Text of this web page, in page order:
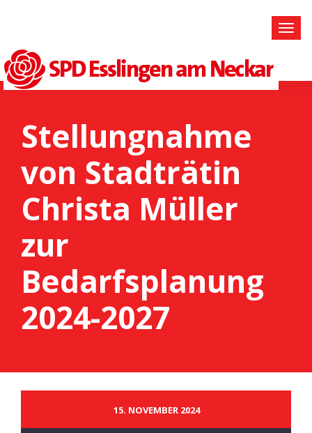
Stellungnahme
von Stadträtin
Christa Müller
zur
Bedarfsplanung
2024-2027
15. NOVEMBER 2024